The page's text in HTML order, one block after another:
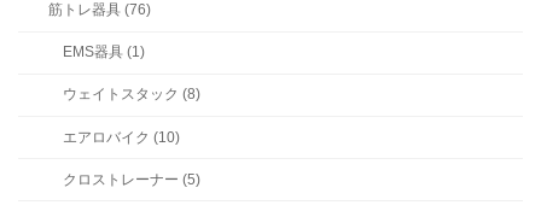
筋トレ器具 (76)
EMS器具 (1)
ウェイトスタック (8)
エアロバイク (10)
クロストレーナー (5)